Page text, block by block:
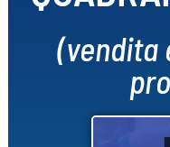
(vendita